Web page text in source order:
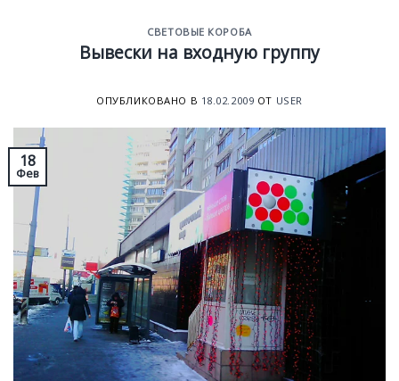
СВЕТОВЫЕ КОРОБА
Вывески на входную группу
ОПУБЛИКОВАНО В 18.02.2009 ОТ USER
18
Фев